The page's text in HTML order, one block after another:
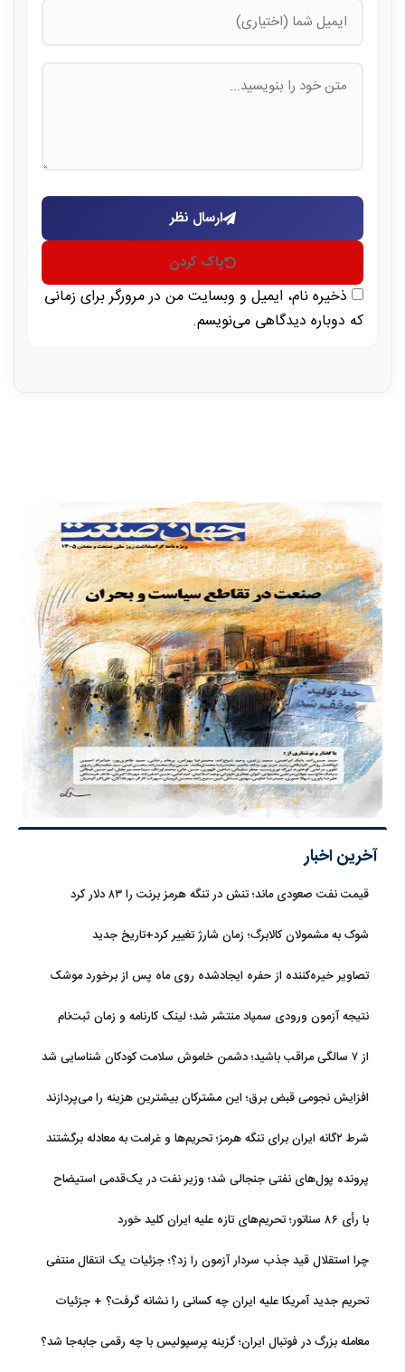
ارسال نظر
پاک کردن
ذخیره نام، ایمیل و وبسایت من در مرورگر برای زمانی
که دوباره دیدگاهی می‌نویسم.
آخرین اخبار
قیمت نفت صعودی ماند؛ تنش در تنگه هرمز برنت را ۸۳ دلار کرد
شوک به مشمولان کالابرگ؛ زمان شارژ تغییر کرد+تاریخ جدید
تصاویر خیره‌کننده از حفره ایجادشده روی ماه پس از برخورد موشک
فالکون ۹
نتیجه آزمون ورودی سمپاد منتشر شد؛ لینک کارنامه و زمان ثبت‌نام
از ۷ سالگی مراقب باشید؛ دشمن خاموش سلامت کودکان شناسایی شد
افزایش نجومی قبض برق؛ این مشترکان بیشترین هزینه را می‌پردازند
شرط ۲گانه ایران برای تنگه هرمز؛ تحریم‌ها و غرامت به معادله برگشتند
پرونده پول‌های نفتی جنجالی شد؛ وزیر نفت در یک‌قدمی استیضاح
با رأی ۸۶ سناتور؛ تحریم‌های تازه علیه ایران کلید خورد
چرا استقلال قید جذب سردار آزمون را زد؟؛ جزئیات یک انتقال منتفی
تحریم جدید آمریکا علیه ایران چه کسانی را نشانه گرفت؟ + جزئیات
معامله بزرگ در فوتبال ایران؛ گزینه پرسپولیس با چه رقمی جابه‌جا شد؟